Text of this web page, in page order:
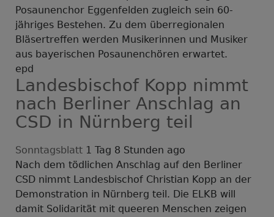
Posaunenchor Eggenfelden zugleich sein 60-
jähriges Bestehen. Zu dem überregionalen
Bläsertreffen werden Musikerinnen und Musiker
aus bayerischen Posaunenchören erwartet.
epd
Landesbischof Kopp nimmt
nach Berliner Anschlag an
CSD in Nürnberg teil
Sonntagsblatt 1 Tag 8 Stunden ago
Nach dem tödlichen Anschlag auf den Berliner
CSD nimmt Landesbischof Christian Kopp an der
Demonstration in Nürnberg teil. Die ELKB will
damit Solidarität mit queeren Menschen zeigen